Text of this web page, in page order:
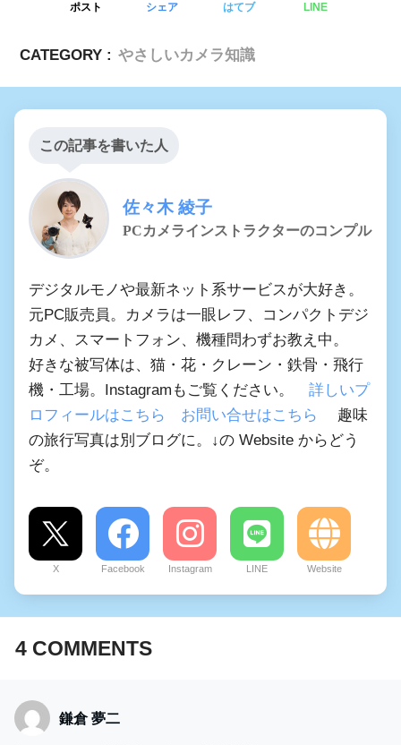
ポスト シェア はてブ LINE
CATEGORY : やさしいカメラ知識
この記事を書いた人
佐々木 綾子
PCカメラインストラクターのコンプル
デジタルモノや最新ネット系サービスが大好き。
元PC販売員。カメラは一眼レフ、コンパクトデジ
カメ、スマートフォン、機種問わずお教え中。
好きな被写体は、猫・花・クレーン・鉄骨・飛行
機・工場。Instagramもご覧ください。 詳しいプ
ロフィールはこちら
お問い合せはこちら
趣味
の旅行写真は別ブログに。↓の Website からどう
ぞ。
X Facebook Instagram LINE Website
4 COMMENTS
鎌倉 夢二